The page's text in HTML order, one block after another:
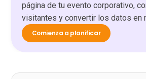
página de tu evento corporativo,
visitantes y convertir los datos en
Comienza a planificar